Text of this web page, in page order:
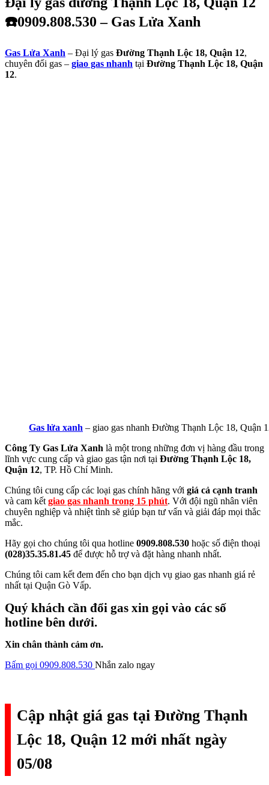
☎️0909.808.530 – Gas Lửa Xanh
Gas Lửa Xanh – Đại lý gas Đường Thạnh Lộc 18, Quận 12,
chuyên đổi gas – giao gas nhanh tại Đường Thạnh Lộc 18, Quận
12.
Gas lửa xanh – giao gas nhanh Đường Thạnh Lộc 18, Quận
Công Ty Gas Lửa Xanh là một trong những đơn vị hàng đầu trong
lĩnh vực cung cấp và giao gas tận nơi tại Đường Thạnh Lộc 18,
Quận 12, TP. Hồ Chí Minh.
Chúng tôi cung cấp các loại gas chính hãng với giá cả cạnh tranh
và cam kết giao gas nhanh trong 15 phút. Với đội ngũ nhân viên
chuyên nghiệp và nhiệt tình sẽ giúp bạn tư vấn và giải đáp mọi thắc
mắc.
Hãy gọi cho chúng tôi qua hotline 0909.808.530 hoặc số điện thoại
(028)35.35.81.45 để được hỗ trợ và đặt hàng nhanh nhất.
Chúng tôi cam kết đem đến cho bạn dịch vụ giao gas nhanh giá rẻ
nhất tại Quận Gò Vấp.
Quý khách cần đổi gas xin gọi vào các số
hotline bên dưới.
Xin chân thành cảm ơn.
Bấm gọi 0909.808.530 Nhắn zalo ngay
Cập nhật giá gas tại Đường Thạnh
Lộc 18, Quận 12 mới nhất ngày
05/08